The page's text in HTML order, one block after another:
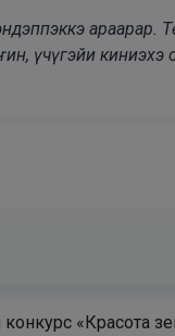
үчүгэйи киниэхэ
конкурс «Красота